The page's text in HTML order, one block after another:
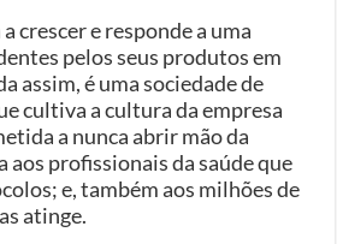
crescer e responde a uma
pelos seus produtos em
assim, é uma sociedade de
cultiva a cultura da empresa
a nunca abrir mão da
aos profissionais da saúde que
e, também aos milhões de
atinge.